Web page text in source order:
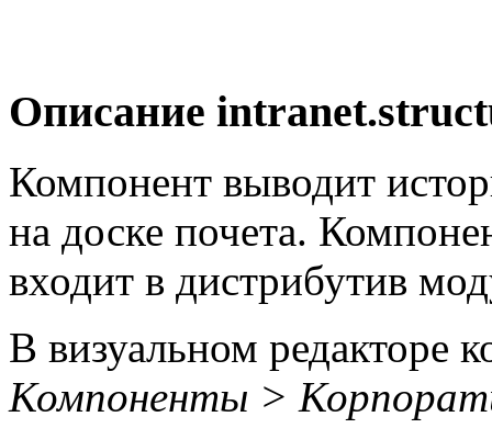
Описание
Компонент выводит
на доске почета.
входит в дистрибутив
В визуальном редакторе
Компоненты >